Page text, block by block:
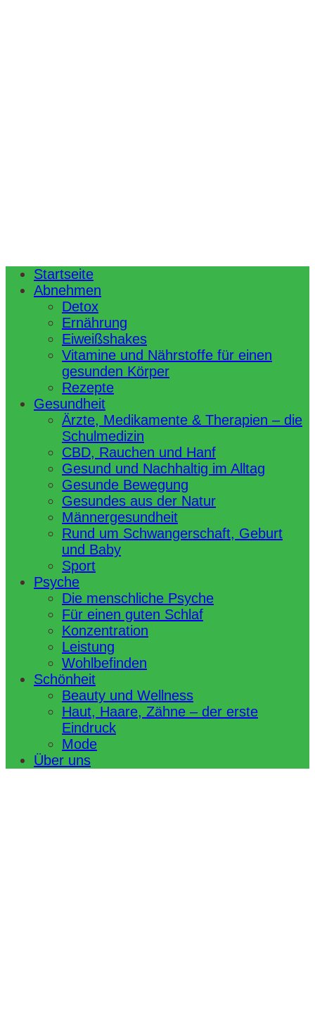
Startseite
Abnehmen
Detox
Ernährung
Eiweißshakes
Vitamine und Nährstoffe für einen
gesunden Körper
Rezepte
Gesundheit
Ärzte, Medikamente & Therapien – die
Schulmedizin
CBD, Rauchen und Hanf
Gesund und Nachhaltig im Alltag
Gesunde Bewegung
Gesundes aus der Natur
Männergesundheit
Rund um Schwangerschaft, Geburt
und Baby
Sport
Psyche
Die menschliche Psyche
Für einen guten Schlaf
Konzentration
Leistung
Wohlbefinden
Schönheit
Beauty und Wellness
Haut, Haare, Zähne – der erste
Eindruck
Mode
Über uns